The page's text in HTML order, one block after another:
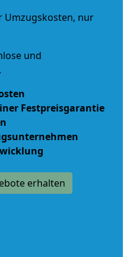
Umzugskosten, nur
und
Festpreisgarantie
erhalten